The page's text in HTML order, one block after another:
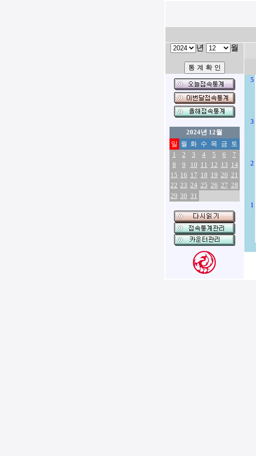
년 월
2024년 12월
일 월 화 수 목 금 토
1
2 3 4 5 6
7
8
9 10 11 12 13 14
15 16 17 18 19 20 21
22 23 24 25 26 27 28
29 30 31
5
3
2
1